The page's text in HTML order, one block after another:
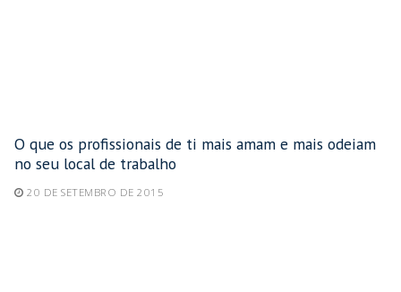
O que os profissionais de ti mais amam e mais odeiam
no seu local de trabalho
20 DE SETEMBRO DE 2015